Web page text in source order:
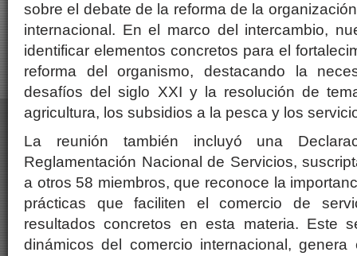
sobre el debate de la reforma de la
internacional. En el marco del intercambio,
identificar elementos concretos para el
reforma del organismo, destacando la
desafíos del siglo XXI y la resolución de
agricultura, los subsidios a la pesca y los
La reunión también incluyó una
Reglamentación Nacional de Servicios,
a otros 58 miembros, que reconoce la
prácticas que faciliten el comercio de
resultados concretos en esta materia. Este
dinámicos del comercio internacional, genera